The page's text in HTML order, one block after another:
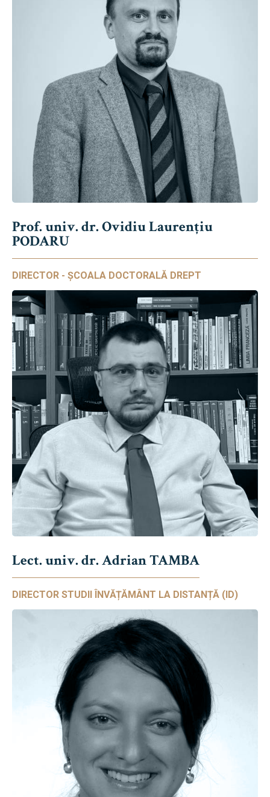
Prof. univ. dr. Ovidiu Laurențiu
PODARU
DIRECTOR - ȘCOALA DOCTORALĂ DREPT
Lect. univ. dr. Adrian TAMBA
DIRECTOR STUDII ÎNVĂȚĂMÂNT LA DISTANȚĂ (ID)